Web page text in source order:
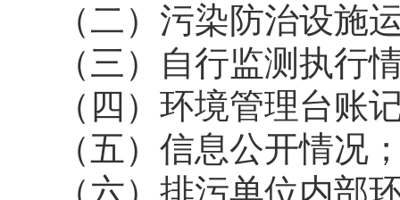
（二）污染防治设施
（三）自行监测执行
（四）环境管理台账
（五）信息公开情况
（六）排污单位内部